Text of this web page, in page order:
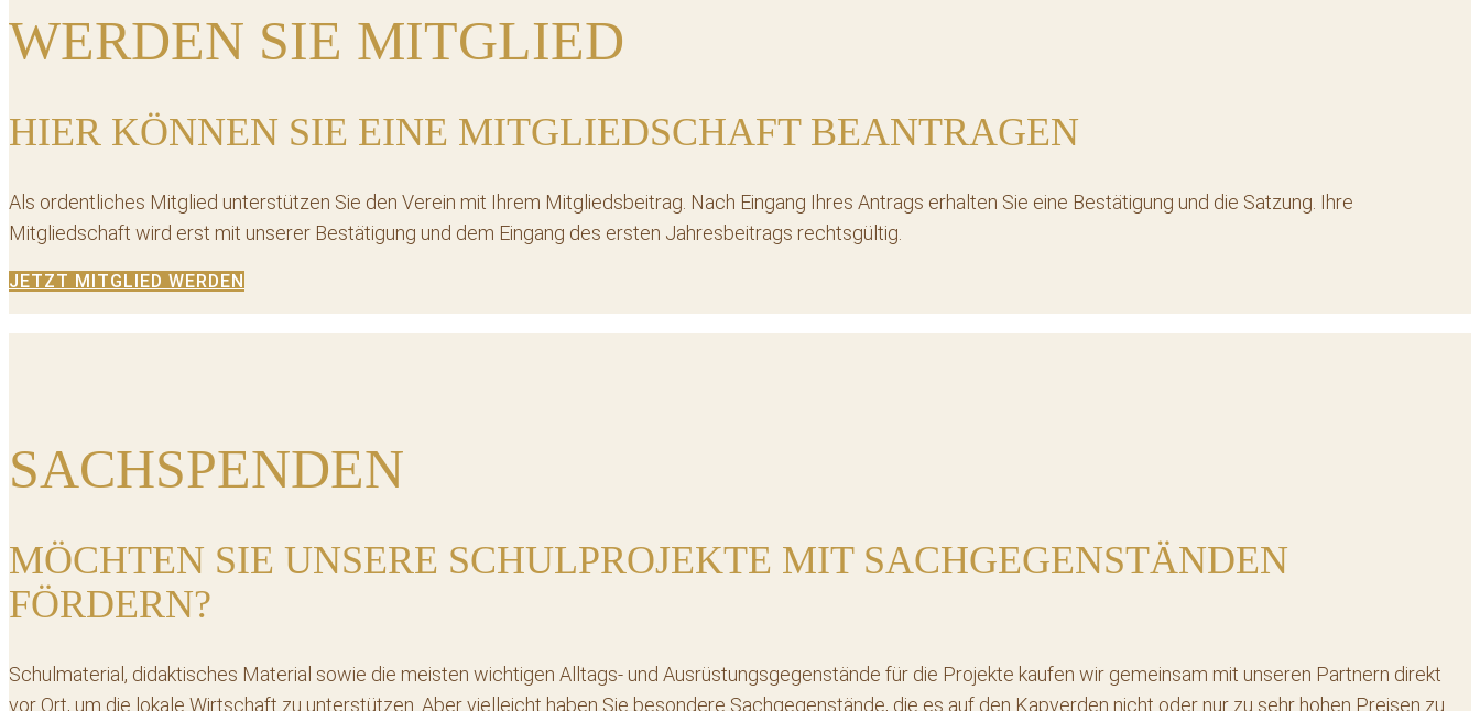
WERDEN SIE MITGLIED
HIER KÖNNEN SIE EINE MITGLIEDSCHAFT BEANTRAGEN
Als ordentliches Mitglied unterstützen Sie den Verein mit Ihrem Mitgliedsbeitrag. Nach Eingang Ihres Antrags erhalten Sie eine Bestätigung und die Satzung. Ihre
Mitgliedschaft wird erst mit unserer Bestätigung und dem Eingang des ersten Jahresbeitrags rechtsgültig.
JETZT MITGLIED WERDEN
SACHSPENDEN
MÖCHTEN SIE UNSERE SCHULPROJEKTE MIT SACHGEGENSTÄNDEN
FÖRDERN?
Schulmaterial, didaktisches Material sowie die meisten wichtigen Alltags- und Ausrüstungsgegenstände für die Projekte kaufen wir gemeinsam mit unseren Partnern direkt
vor Ort, um die lokale Wirtschaft zu unterstützen. Aber vielleicht haben Sie besondere Sachgegenstände, die es auf den Kapverden nicht oder nur zu sehr hohen Preisen zu